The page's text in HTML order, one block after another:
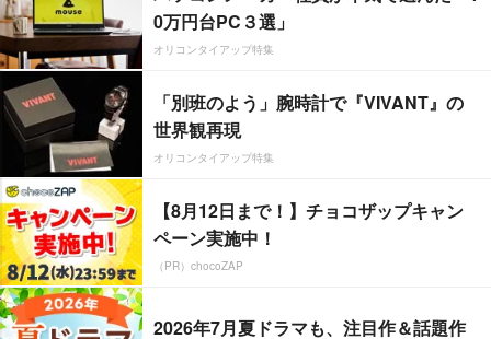
0万円台PC３選」
オリコンタイアップ特集
「別班のよう」腕時計で『VIVANT』の
世界観再現
オリコンタイアップ特集
【8月12日まで！】チョコザップキャン
ペーン実施中！
（PR）chocoZAP
2026年7月夏ドラマも、注目作＆話題作